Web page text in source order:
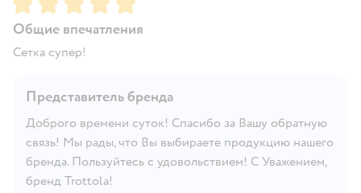
Общие впечатления
Сетка супер!
Представитель бренда
Доброго времени суток! Спасибо за Вашу обратную
связь! Мы рады, что Вы выбираете продукцию нашего
бренда. Пользуйтесь с удовольствием! С Уважением,
бренд Trottola!